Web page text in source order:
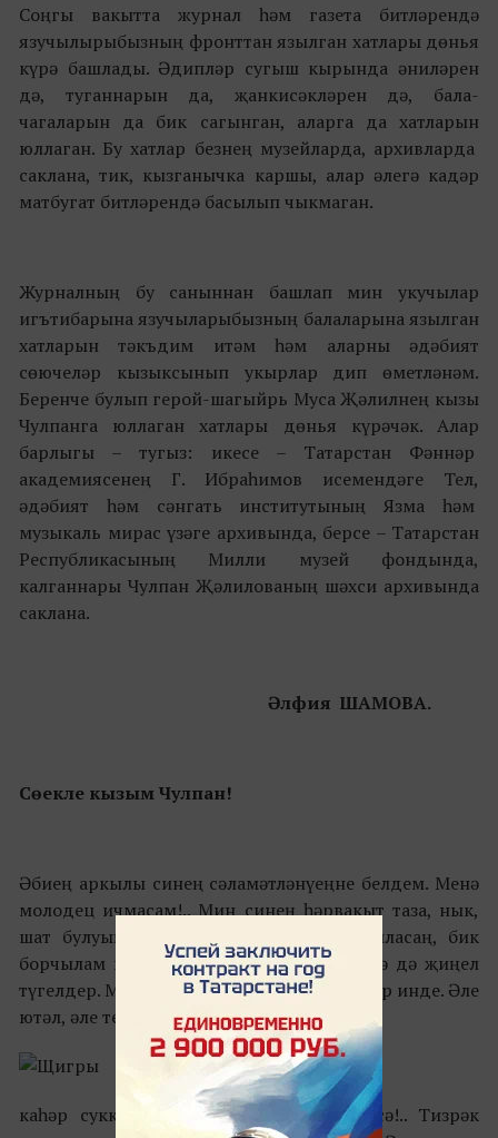
Соңгы вакытта журнал һәм газета битләрендә
язучылырыбызның фронттан язылган хатлары дөнья
күрә башлады. Әдипләр сугыш кырында әниләрен
дә, туганнарын да, җанкисәкләрен дә, бала-
чагаларын да бик сагынган, аларга да хатларын
юллаган. Бу хатлар безнең музейларда, архивларда
саклана, тик, кызганычка каршы, алар әлегә кадәр
матбугат битләрендә басылып чыкмаган.
Журналның бу саныннан башлап мин укучылар
игътибарына язучыларыбызның балаларына язылган
хатларын тәкъдим итәм һәм аларны әдәбият
сөючеләр кызыксынып укырлар дип өметләнәм.
Беренче булып герой-шагыйрь Муса Җәлилнең кызы
Чулпанга юллаган хатлары дөнья күрәчәк. Алар
барлыгы – тугыз: икесе – Татарстан Фәннәр
академиясенең Г. Ибраһимов исемендәге Тел,
әдәбият һәм сәнгать институтының Язма һәм
музыкаль мирас үзәге архивында, берсе – Татарстан
Республикасының Милли музей фондында,
калганнары Чулпан Җәлилованың шәхси архивында
саклана.
Әлфия ШАМОВА.
Сөекле кызым Чулпан!
Әбиең аркылы синең сәламәтләнүеңне белдем. Менә
молодец ичмасам!.. Мин синең һәрвакыт таза, нык,
шат булуыңны телим. Син авырый башласаң, бик
борчылам мин. Һаман авырып тору үзеңә дә җиңел
түгелдер. Мескенем, интегеп беткәнсеңдер инде. Әле
ютәл, әле температура,
каһәр суккан чуан килеп чыга, җитмәсә!.. Тизрәк